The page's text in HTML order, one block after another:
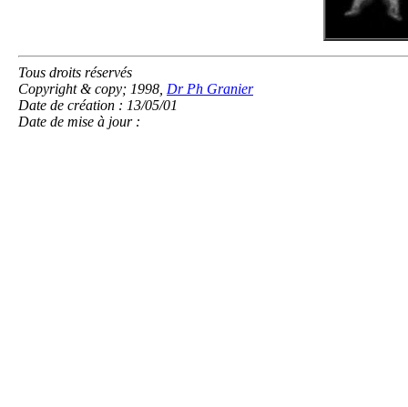
Tous droits réservés
Copyright & copy; 1998, Dr Ph Granier
Date de création : 13/05/01
Date de mise à jour :